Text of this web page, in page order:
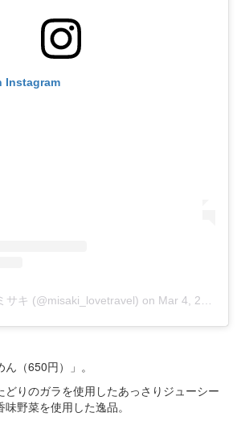
Instagram
サキ (@misaki_lovetravel) on Mar 4, 2017 at 12:28am PST
（650円）」。
どりのガラを使用したあっさりジューシー
野菜を使用した逸品。